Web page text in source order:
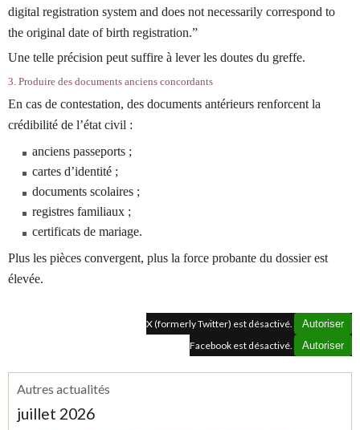
digital registration system and does not necessarily correspond to
the original date of birth registration.”
Une telle précision peut suffire à lever les doutes du greffe.
3. Produire des documents anciens concordants
En cas de contestation, des documents antérieurs renforcent la
crédibilité de l’état civil :
anciens passeports ;
cartes d’identité ;
documents scolaires ;
registres familiaux ;
certificats de mariage.
Plus les pièces convergent, plus la force probante du dossier est
élevée.
X (formerly Twitter) est désactivé.
Autoriser
Facebook est désactivé.
Autoriser
Autres actualités
juillet 2026